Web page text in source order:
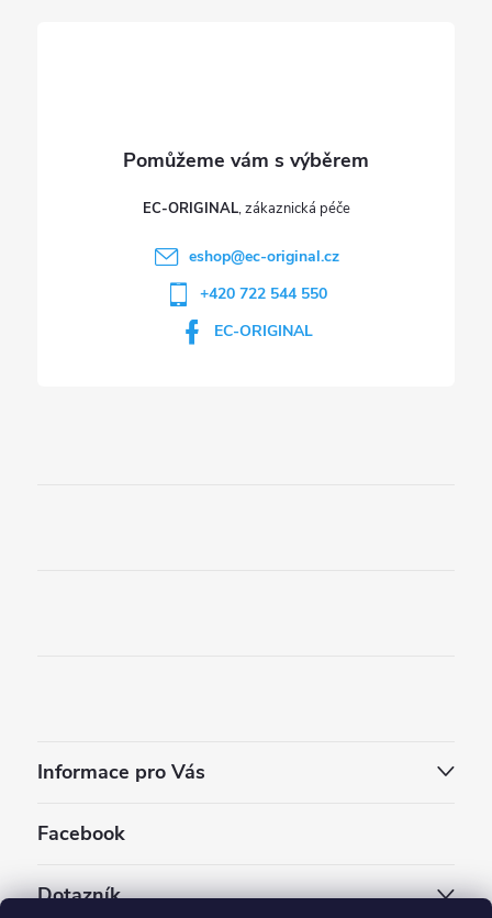
EC-ORIGINAL
eshop@ec-original.cz
+420 722 544 550
EC-ORIGINAL
Informace pro Vás
Facebook
Dotazník